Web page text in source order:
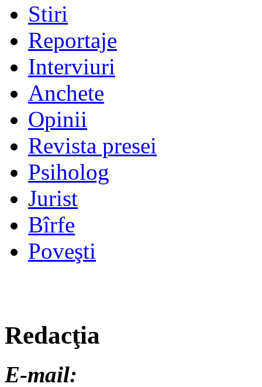
Stiri
Reportaje
Interviuri
Anchete
Opinii
Revista presei
Psiholog
Jurist
Bîrfe
Poveşti
Redacţia
E-mail: